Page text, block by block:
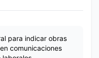
para indicar obras
comunicaciones